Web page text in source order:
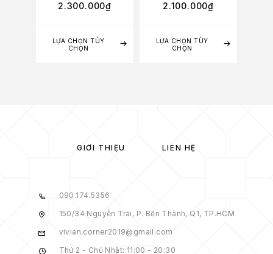
LỰA CHỌN TÙY
CHỌN
2.300.000₫
LỰA CHỌN TÙY
CHỌN
2.100.000₫
GIỚI THIỆU LIÊN HỆ
090.174.5356
150/34 Nguyễn Trãi, P. Bến Thành, Q1, TP.HCM
vivian.corner2019@gmail.com
Thứ 2 - Chủ Nhật: 11:00 - 20:30